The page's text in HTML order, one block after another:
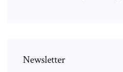
Newsletter